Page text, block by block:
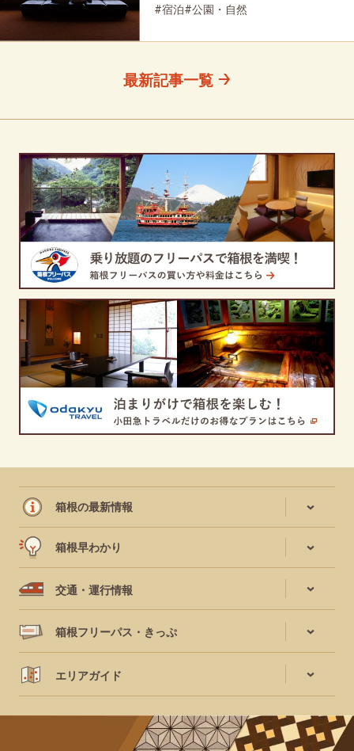
#宿泊#公園・自然
最新記事一覧
箱根の最新情報
箱根早わかり
交通・運行情報
箱根フリーパス・きっぷ
エリアガイド